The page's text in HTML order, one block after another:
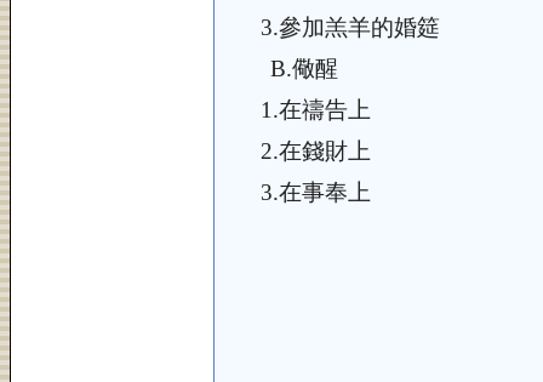
3.參加羔羊的婚筵
B.儆醒
1.在禱告上
2.在錢財上
3.在事奉上